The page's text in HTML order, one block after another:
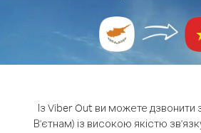
Із Viber Out ви можете дзвонити
В'єтнам) із високою якістю